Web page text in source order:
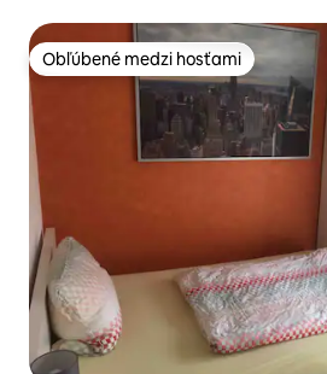
Obľúbené medzi hosťami
Obľúbené medzi hosťami